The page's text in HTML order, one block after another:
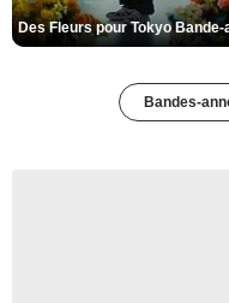
Bandes-